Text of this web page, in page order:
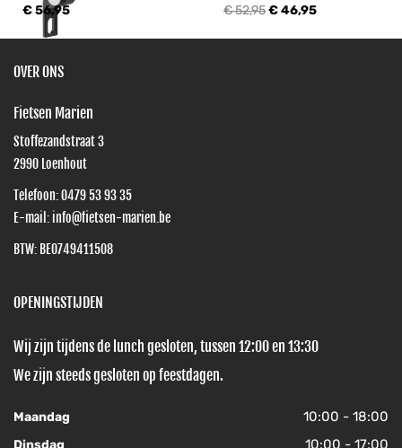
€ 56,95 € 52,95€ 46,95
OVER ONS
Fietsen Marien
Stoffezandstraat 3
2990 Loenhout
Telefoon:0479 53 93 35
E-mail: info@fietsen-marien.be
BTW: BE0749411508
OPENINGSTIJDEN
Wij zijn tijdens de lunch gesloten, tussen 12:00 en 13:30
We zijn steeds gesloten op feestdagen.
Maandag 10:00 - 18:00
Dinsdag 10:00 - 17:00